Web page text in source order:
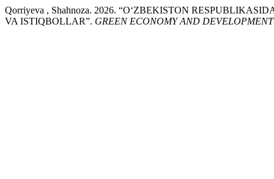
Qorriyeva , Shahnoza. 2026. “OʻZBEKISTON
VA ISTIQBOLLAR”. GREEN ECONOMY AND DEVELOPMENT